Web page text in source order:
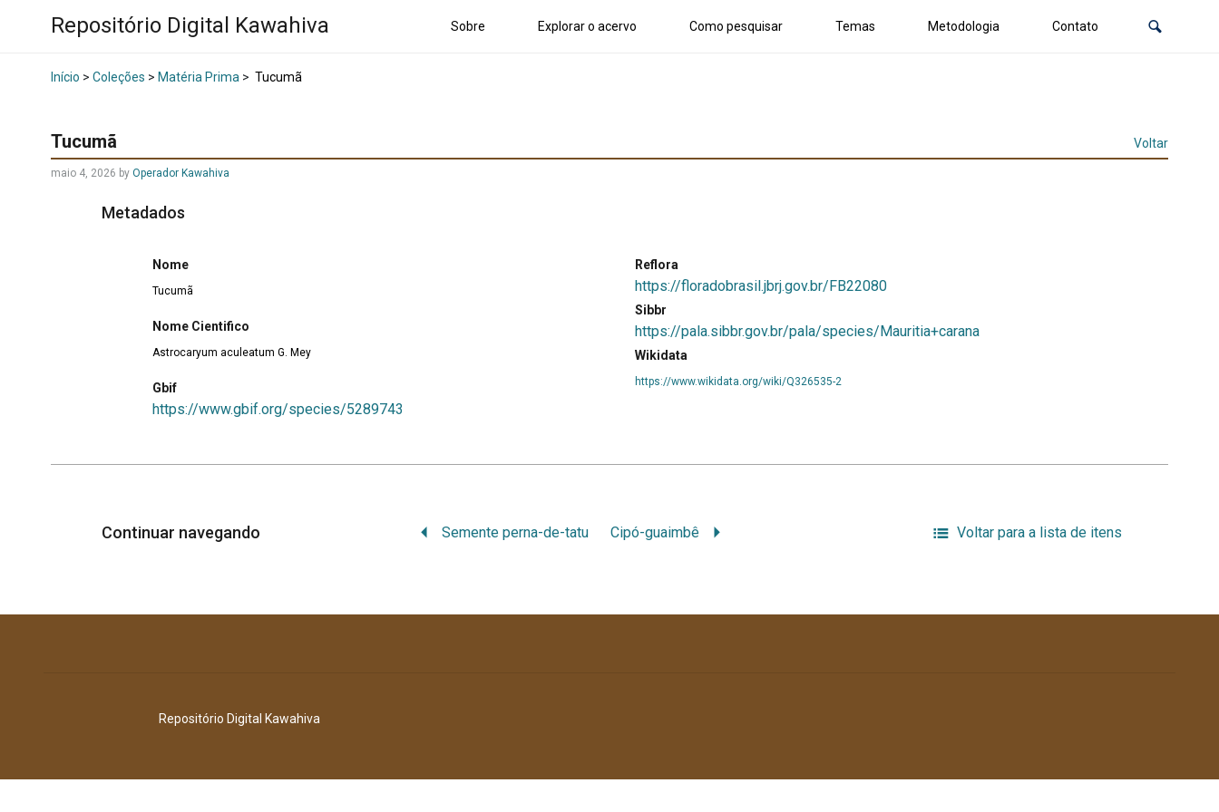
Repositório Digital Kawahiva Sobre Explorar o acervo Como pesquisar Temas Metodologia Contato
Início > Coleções > Matéria Prima > Tucumã
Tucumã Voltar
maio 4, 2026 by Operador Kawahiva
Metadados
Nome
Tucumã
Nome Cientifico
Astrocaryum aculeatum G. Mey
Gbif
https://www.gbif.org/species/5289743
Reflora
https://floradobrasil.jbrj.gov.br/FB22080
Sibbr
https://pala.sibbr.gov.br/pala/species/Mauritia+carana
Wikidata
https://www.wikidata.org/wiki/Q326535-2
Continuar navegando Semente perna-de-tatu Cipó-guaimbê Voltar para a lista de itens
Repositório Digital Kawahiva